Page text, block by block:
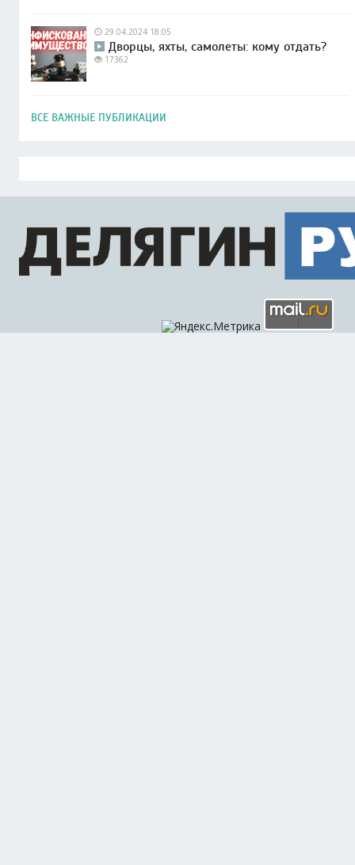
29.04.2024 18:05
Дворцы, яхты, самолеты: кому отдать?
17362
ВСЕ ВАЖНЫЕ ПУБЛИКАЦИИ